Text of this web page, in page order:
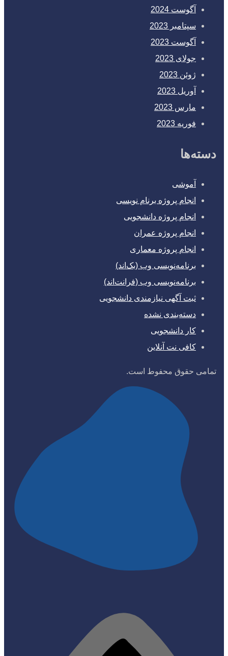
آگوست 2024
سپتامبر 2023
آگوست 2023
جولای 2023
ژوئن 2023
آوریل 2023
مارس 2023
فوریه 2023
دسته‌ها
آموشی
انجام پروژه برنام نویسی
انجام پروژه دانشجویی
انجام پروژه عمران
انجام پروژه معماری
برنامه‌نویسی وب (بک‌اند)
برنامه‌نویسی وب (فرانت‌اند)
ثبت آگهی نیازمندی دانشجویی
دسته‌بندی نشده
کار دانشجویی
کافی نت آنلاین
تمامی حقوق محفوط است.